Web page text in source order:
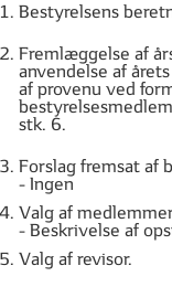
Bestyrelsens
Fremlæggelse af
anvendelse af
af provenu ved
stk. 6.
Forslag fremsat af
- Ingen
Valg af
- Beskrivelse af
Valg af revisor.